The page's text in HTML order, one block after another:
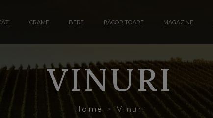
CRAME BERE RĂCORITOARE MAGAZINE
VINURI
Home Vinuri